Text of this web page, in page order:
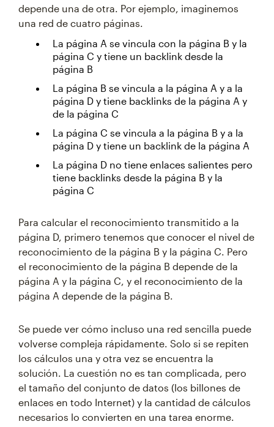
depende una de otra. Por ejemplo, imaginemos
una red de cuatro páginas.
La página A se vincula con la página B y la
página C y tiene un backlink desde la
página B
La página B se vincula a la página A y a la
página D y tiene backlinks de la página A y
de la página C
La página C se vincula a la página B y a la
página D y tiene un backlink de la página A
La página D no tiene enlaces salientes pero
tiene backlinks desde la página B y la
página C
Para calcular el reconocimiento transmitido a la
página D, primero tenemos que conocer el nivel de
reconocimiento de la página B y la página C. Pero
el reconocimiento de la página B depende de la
página A y la página C, y el reconocimiento de la
página A depende de la página B.
Se puede ver cómo incluso una red sencilla puede
volverse compleja rápidamente. Solo si se repiten
los cálculos una y otra vez se encuentra la
solución. La cuestión no es tan complicada, pero
el tamaño del conjunto de datos (los billones de
enlaces en todo Internet) y la cantidad de cálculos
necesarios lo convierten en una tarea enorme.